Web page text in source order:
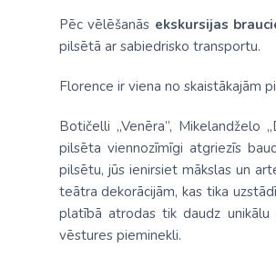
Pēc vēlēšanās ekskursijas
pilsētā ar sabiedrisko transportu.
Florence ir viena no skaistākajām
Botičelli „Venēra”, Mikelandželo
pilsēta viennozīmīgi atgriezīs
pilsētu, jūs ienirsiet mākslas un
teātra dekorācijām, kas tika
platībā atrodas tik daudz
vēstures pieminekli.